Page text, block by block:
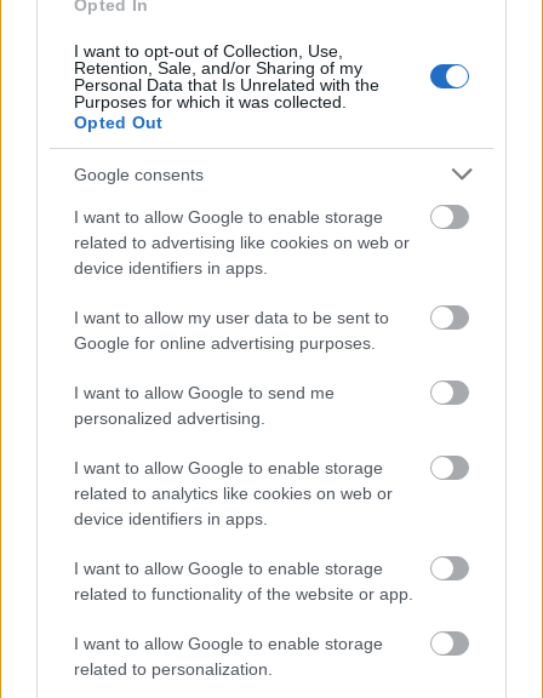
Opted In
I want to opt-out of Collection, Use,
Retention, Sale, and/or Sharing of my
Personal Data that Is Unrelated with the
Purposes for which it was collected.
Opted Out
Google consents
I want to allow Google to enable storage
related to advertising like cookies on web or
device identifiers in apps.
I want to allow my user data to be sent to
Google for online advertising purposes.
I want to allow Google to send me
personalized advertising.
I want to allow Google to enable storage
related to analytics like cookies on web or
device identifiers in apps.
I want to allow Google to enable storage
related to functionality of the website or app.
I want to allow Google to enable storage
related to personalization.
αναζήτησης της Google
Δημοφιλείς Ειδήσεις
ΕΟΠΥΥ: Επίδομα έως 150 ευρώ – Ποιοι
ασφαλισμένοι το δικαιούνται
Τι σημαίνει η λέξη «ρίψασπις»
Προσλήψεις σε σχολεία: 1.116 θέσεις
εργασίας με απολυτήριο γυμνασίου